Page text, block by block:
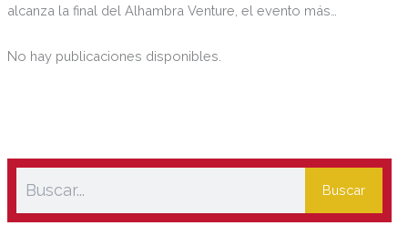
alcanza la final del Alhambra Venture, el evento más
No hay publicaciones disponibles.
Buscar